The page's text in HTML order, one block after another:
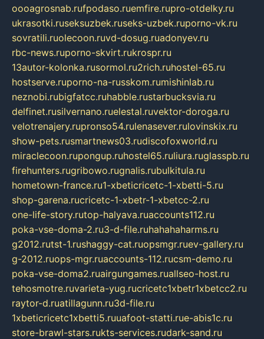
oooagrosnab.rufpodaso.ruemfire.rupro-otdelky.ru
ukrasotki.ruseksuzbek.ruseks-uzbek.ruporno-vk.ru
sovratili.ruolecoon.ruvd-dosug.ruadonyev.ru
rbc-news.ruporno-skvirt.rukrospr.ru
13autor-kolonka.rusormol.ru2rich.ruhostel-65.ru
hostserve.ruporno-na-russkom.rumishinlab.ru
neznobi.rubigfatcc.ruhabble.rustarbucksvia.ru
delfinet.rusilvernano.ruelestal.ruvektor-doroga.ru
velotrenajery.rupronso54.rulenasever.rulovinskix.ru
show-pets.rusmartnews03.rudiscofoxworld.ru
miraclecoon.rupongup.ruhostel65.ruliura.ruglasspb.ru
firehunters.rugribowo.rugnalis.rubulkitula.ru
hometown-france.ru1-xbeticricetc-1-xbetti-5.ru
shop-garena.rucricetc-1-xbetr-1-xbetcc-2.ru
one-life-story.rutop-halyava.ruaccounts112.ru
poka-vse-doma-2.ru3-d-file.ruhahahaharms.ru
g2012.rutst-1.rushaggy-cat.ruopsmgr.ruev-gallery.ru
g-2012.ruops-mgr.ruaccounts-112.rucsm-demo.ru
poka-vse-doma2.ruairgungames.ruallseo-host.ru
tehosmotre.ruvarieta-yug.rucricetc1xbetr1xbetcc2.ru
raytor-d.ruatillagunn.ru3d-file.ru
1xbeticricetc1xbetti5.ruuafoot-statti.rue-abis1c.ru
store-brawl-stars.rukts-services.rudark-sand.ru